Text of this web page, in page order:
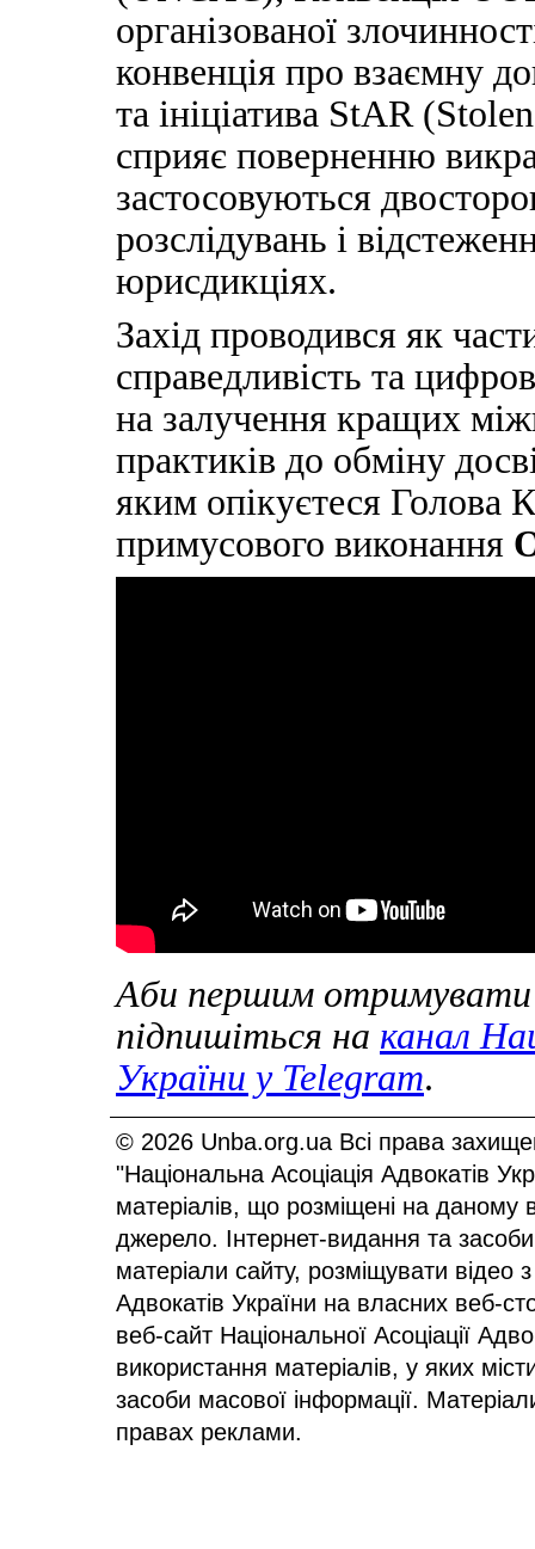
організованої
конвенція про взаємну
та ініціатива StAR
сприяє поверненню
застосовуються
розслідувань і
юрисдикціях.
Захід проводився як
справедливість та
на залучення кращих
практиків до обміну
яким опікуєтеся Голова
примусового виконання
Аби першим отримувати
підпишіться на канал
України у Telegram.
© 2026 Unba.org.ua Всі права
"Національна Асоціація Адвокатів
матеріалів, що розміщені на даному
джерело. Інтернет-видання та
матеріали сайту, розміщувати відео
Адвокатів України на власних веб-
веб-сайт Національної Асоціації
використання матеріалів, у яких
засоби масової інформації.
правах реклами.